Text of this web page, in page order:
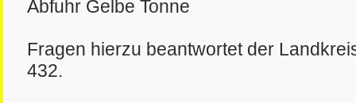
Abfuhr Gelbe Tonne
Fragen hierzu beantwortet der
432.